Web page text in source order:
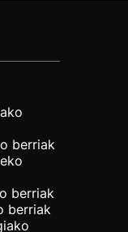
berriak
berriak
berriak